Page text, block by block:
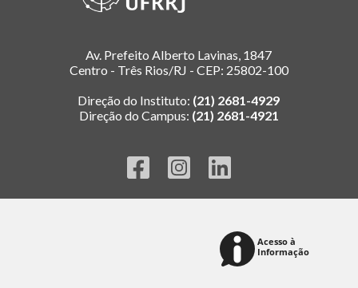
Av. Prefeito Alberto Lavinas, 1847
Centro - Três Rios/RJ - CEP: 25802-100
Direção do Instituto: (21) 2681-4929
Direção do Campus: (21) 2681-4921